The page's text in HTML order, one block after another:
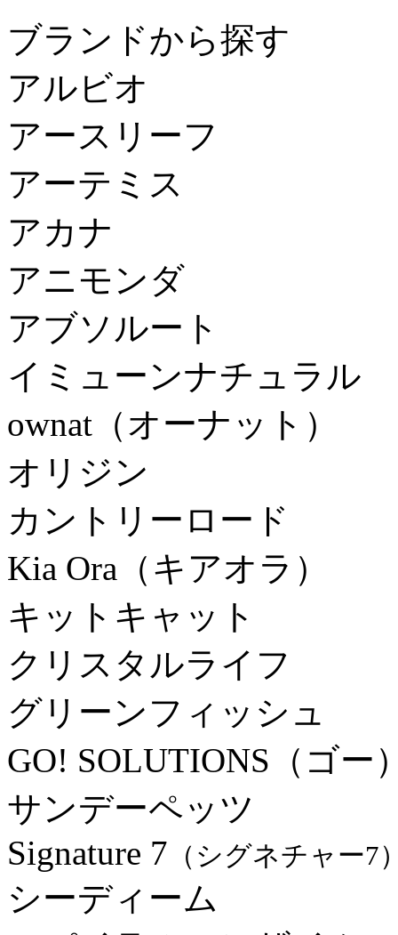
ブランドから探す
アルビオ
アースリーフ
アーテミス
アカナ
アニモンダ
アブソルート
イミューンナチュラル
ownat（オーナット）
オリジン
カントリーロード
Kia Ora（キアオラ）
キットキャット
クリスタルライフ
グリーンフィッシュ
GO! SOLUTIONS（ゴー
サンデーペッツ
Signature 7 （シグネチャー7
シーディーム